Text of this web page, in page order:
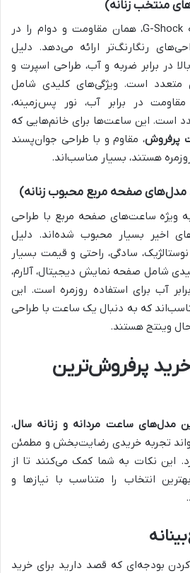
سری Baby-G، نسخه زنانه G-Shock، همان مقاومت و دوام را در
رنگارنگ‌تر ارائه می‌دهد. دلیل
در برابر ضربه و آب، طراحی اسپرت و
متعدد است. ویژگی‌های کلیدی شامل
در برابر آب، نور پس‌زمینه،
است. این ساعت‌ها برای خانم‌هایی که
پرفروش، مقاوم و با طراحی جوان‌پسند
هستند، بسیار مناسب‌اند.
صفحه مربع محبوب زنانه)
ویژه ساعت‌های صفحه مربع با طراحی
اخیر بسیار محبوب شده‌اند. دلیل
سادگی، راحتی و قیمت بسیار
شامل صفحه نمایش دیجیتال، آلارم،
آب برای استفاده روزمره است. این
که به دنبال یک ساعت با طراحی
وینتج هستند.
پرفروش‌ترین
مدل‌های ساعت مردانه و زنانه سال،
تجربه خریدی رضایت‌بخش و مطمئن
این نکات به شما کمک می‌کنند تا از
انتخاب را متناسب با نیازها و
بودجه‌ای که قصد دارید برای خرید